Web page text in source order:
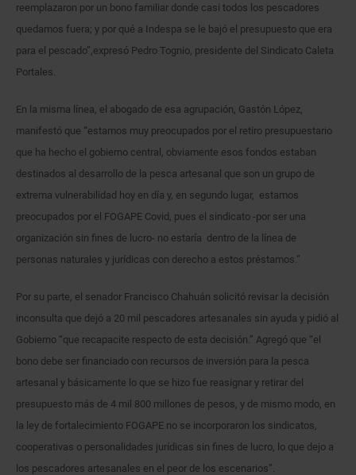
reemplazaron por un bono familiar donde casi todos los pescadores
quedamos fuera; y por qué a Indespa se le bajó el presupuesto que era
para el pescado”,expresó Pedro Tognio, presidente del Sindicato Caleta
Portales.
En la misma línea, el abogado de esa agrupación, Gastón López,
manifestó que “estamos muy preocupados por el retiro presupuestario
que ha hecho el gobierno central, obviamente esos fondos estaban
destinados al desarrollo de la pesca artesanal que son un grupo de
extrema vulnerabilidad hoy en día y, en segundo lugar, estamos
preocupados por el FOGAPE Covid, pues el sindicato -por ser una
organización sin fines de lucro- no estaría dentro de la línea de
personas naturales y jurídicas con derecho a estos préstamos.”
Por su parte, el senador Francisco Chahuán solicitó revisar la decisión
inconsulta que dejó a 20 mil pescadores artesanales sin ayuda y pidió al
Gobierno “que recapacite respecto de esta decisión.” Agregó que “el
bono debe ser financiado con recursos de inversión para la pesca
artesanal y básicamente lo que se hizo fue reasignar y retirar del
presupuesto más de 4 mil 800 millones de pesos, y de mismo modo, en
la ley de fortalecimiento FOGAPE no se incorporaron los sindicatos,
cooperativas o personalidades jurídicas sin fines de lucro, lo que dejo a
los pescadores artesanales en el peor de los escenarios”.